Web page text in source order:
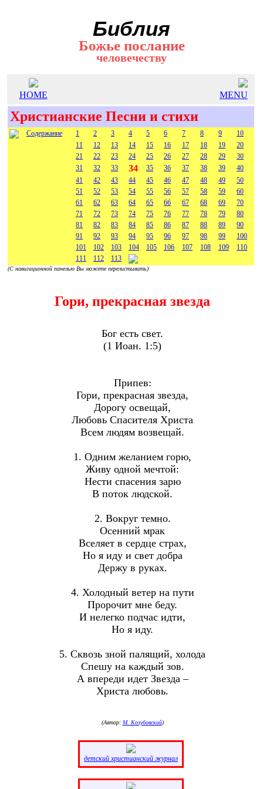
Библия
Божье послание
человечеству
HOME MENU
Христианские Песни и стихи
Содержание 1 2 3 4 5 6 7 8 9
10
11
12 13 14 15 16 17 18 19
20
21
22 23 24 25 26 27 28 29
30
31
32 33 34 35 36 37 38 39
40
41
42 43 44 45 46 47 48 49
50
51
52 53 54 55 56 57 58 59
60
61
62 63 64 65 66 67 68 69
70
71
72 73 74 75 76 77 78 79
80
81
82 83 84 85 86 87 88 89
90
91
92 93 94 95 96 97 98 99
100
101
102 103 104 105 106 107 108 109
110
111
112 113
(С навигационной панелью Вы можете перелистывать)
Гори, прекрасная звезда
Бог есть свет.
(1 Иоан. 1:5)
Припев:
Гори, прекрасная звезда,
Дорогу освещай,
Любовь Спасителя Христа
Всем людям возвещай.
1. Одним желанием горю,
Живу одной мечтой:
Нести спасения зарю
В поток людской.
2. Вокруг темно.
Осенний мрак
Вселяет в сердце страх,
Но я иду и свет добра
Держу в руках.
4. Холодный ветер на пути
Пророчит мне беду.
И нелегко подчас идти,
Но я иду.
5. Сквозь зной палящий, холода
Спешу на каждый зов.
А впереди идет Звезда –
Христа любовь.
(Автор: М. Козубовский)
детский христианский журнал